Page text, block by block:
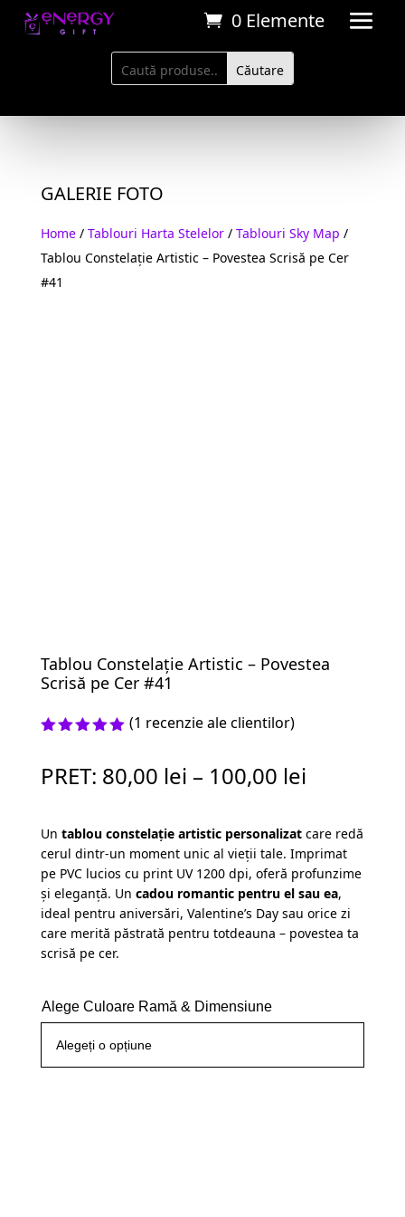
0 Elemente
GALERIE FOTO
Home/ Tablouri Harta Stelelor/ Tablouri Sky Map /
Tablou Constelație Artistic – Povestea Scrisă pe Cer
#41
Tablou Constelație Artistic – Povestea
Scrisă pe Cer #41
pe baza
unei
(1 recenzie ale clientilor)
PRET: 80,00 lei – 100,00 lei
Un tablou constelație artistic personalizatcare redă
cerul dintr-un moment unic al vieții tale. Imprimat
pe PVC lucios cu print UV 1200 dpi, oferă profunzime
și eleganță. Un cadou romantic pentru el sau ea,
ideal pentru aniversări, Valentine’s Day sau orice zi
care merită păstrată pentru totdeauna – povestea ta
scrisă pe cer.
Alege Culoare Ramă & Dimensiune